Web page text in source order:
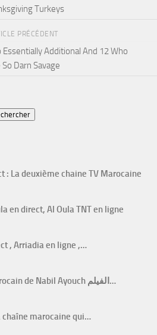
Turkeys
PRÉCÉDENT
Essentially Additional And 12 Who
Darn Savage
: La deuxième chaine TV Marocaine
en direct, Al Oula TNT en ligne
, Arriadia en ligne ,…
Zin Li Fik Le film Marocain de Nabil Ayouch الفيلم…
marocaine qui…